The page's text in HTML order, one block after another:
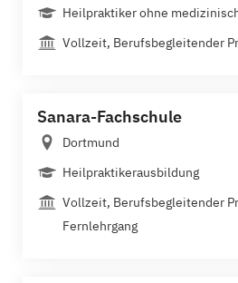
Heilpraktiker ohne
Vollzeit, Berufsbegleitender
Sanara-Fachschule
Dortmund
Heilpraktikerausbildung
Vollzeit, Berufsbegleitender
Fernlehrgang